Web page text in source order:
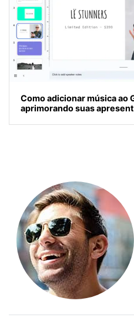
Como adicionar música ao
aprimorando suas